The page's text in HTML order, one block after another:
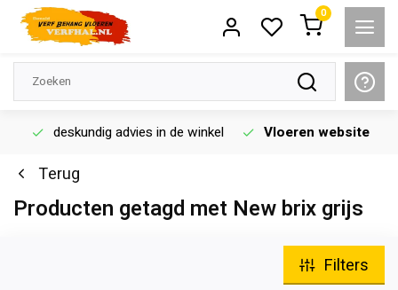
0
deskundig advies in de winkel Vloeren website
Terug
Producten getagd met New brix grijs
Filters